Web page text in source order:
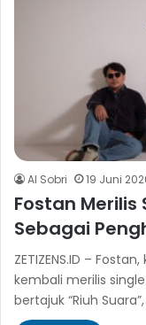
Al Sobri 19 Juni
Fostan Merilis
Sebagai
ZETIZENS.ID –
kembali merilis
bertajuk “Riuh